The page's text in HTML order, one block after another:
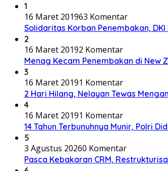
1
16 Maret 201963 Komentar
Solidaritas Korban Penembakan,
2
16 Maret 20192 Komentar
Menag Kecam Penembakan di New
3
16 Maret 20191 Komentar
2 Hari Hilang, Nelayan Tewas
4
16 Maret 20191 Komentar
14 Tahun Terbunuhnya Munir, Polri
5
3 Agustus 20260 Komentar
Pasca Kebakaran CRM,